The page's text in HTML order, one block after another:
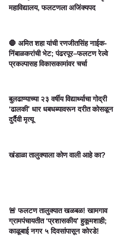
महाविद्यालय, फलटणला अजिंक्यपद
🛑 अमित शहा यांची रणजीतसिंह नाईक-
निंबाळकरांची भेट; पंढरपूर–फलटण रेल्वे
प्रकल्पासह विकासकामांवर चर्चा
बुलढाण्याच्या २३ वर्षीय विद्यार्थ्याचा गोद्री
‘ढालकी’ धार धबधब्यावरून दरीत कोसळून
दुर्दैवी मृत्यू
खंडाळा तालुक्याला कोण वाली आहे का?
🚨 फलटण तालुक्यात खळबळ! खामगाव
ग्रामपंचायतीत ‘प्रशासकीय’ हुकूमशाही;
काळूबाई नगर ५ दिवसांपासून कोरडे!